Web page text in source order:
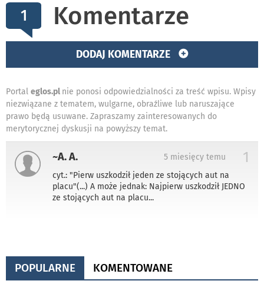
1 Komentarze
DODAJ KOMENTARZE
Portal eglos.pl nie ponosi odpowiedzialności za treść wpisu. Wpisy
niezwiązane z tematem, wulgarne, obraźliwe lub naruszające
prawo będą usuwane. Zapraszamy zainteresowanych do
merytorycznej dyskusji na powyższy temat.
~A. A. 1
5 miesięcy temu
cyt.: "Pierw uszkodził jeden ze stojących aut na
placu"(...) A może jednak: Najpierw uszkodził JEDNO
ze stojących aut na placu...
POPULARNE KOMENTOWANE